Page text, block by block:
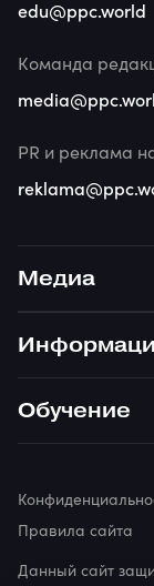
Медиа
Обучение
edu@ppc.world
Команда
PR и реклама
Данный сайт
Правила сайта